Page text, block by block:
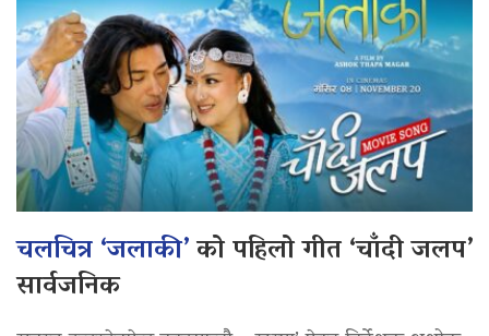
चलचित्र ‘जलाकी’को पहिलो गीत ‘चाँदी जलप’
सार्वजनिक